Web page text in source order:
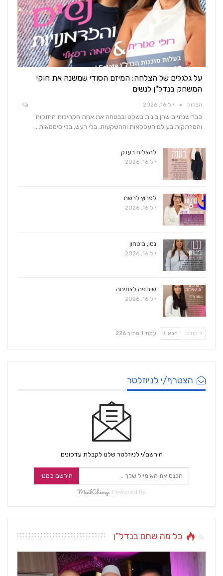
על גלגלים של הצלחה: המיזם הסודי שמשנה את חוקי
המשחק בנדל"ן לנשים
הבלוק יול 16, 2026
כבר שנתיים שהן בונות בשקט ובבטחה את אחת הקהילות החזקות
והמרתקות בעולם העסקאות וההשקעות. בלי רעש, בלי סיסמאות…
להצליח בענק
יול 16, 2026
לפרוץ לרשת
יול 16, 2026
נטו, ביטחון
יול 16, 2026
שותפה לצמיחה
יול 16, 2026
קודם הבא עמוד 1 מתוך 226
הצטרף/י לניוזלטר
הירשם/י לניוזלטר שלנו לקבלת עדכונים
הירשם כמנוי
Powered by
כל מה שחם בנדל"ן